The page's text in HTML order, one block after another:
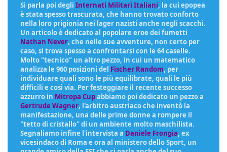
Si parla poi degli Internati Militari Italiani, la cui epopea
è stata spesso trascurata, che hanno trovato conforto
nella loro prigionia nei lager nazisti anche negli scacchi.
Un articolo è dedicato al popolare eroe dei fumetti
Nathan Never, che nelle sue avventure, non certo per
caso, si trova spesso a confrontarsi con le 64 caselle.
Molto "tecnico" un altro pezzo, in cui un matematico
analizza le 960 posizioni del Fischer Random, per
individuare quali sono le più equilibrate, quali le più
difficili e così via. Per festeggiare il recente successo
azzurro in Mitropa Cupabbiamo poi dedicato un pezzo a
Gertrude Wagner, l'arbitro austriaco che inventò la
manifestazione, una delle prime donne a rompere il
"tetto di cristallo" di un ambiente molto maschilista.
Segnaliamo infine l'intervista a Daniele Frongia, ex
vicesindaco di Roma e ora al ministero dello Sport, un